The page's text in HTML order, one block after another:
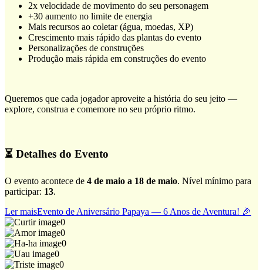
2x velocidade de movimento do seu personagem
+30 aumento no limite de energia
Mais recursos ao coletar (água, moedas, XP)
Crescimento mais rápido das plantas do evento
Personalizações de construções
Produção mais rápida em construções do evento
Queremos que cada jogador aproveite a história do seu jeito —
explore, construa e comemore no seu próprio ritmo.
⏳ Detalhes do Evento
O evento acontece de 4 de maio a 18 de maio. Nível mínimo para
participar: 13.
Ler maisEvento de Aniversário Papaya — 6 Anos de Aventura! 🎉
0
0
0
0
0